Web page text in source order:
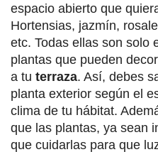
espacio abierto que
Hortensias, jazmín,
etc. Todas ellas son solo
plantas que pueden
a tu terraza. Así, debes
planta exterior según el
clima de tu hábitat.
que las plantas, ya sean
que cuidarlas para que